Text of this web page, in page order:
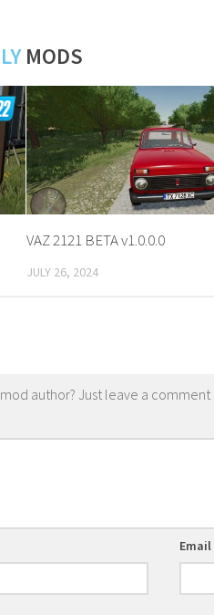
MODS
VAZ 2121 BETA v1.0.0.0
JULY 26, 2024
author? Just leave a
Email